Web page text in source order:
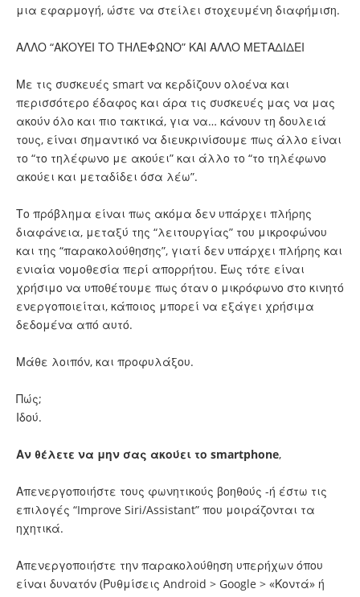
μια εφαρμογή, ώστε να στείλει στοχευμένη διαφήμιση.
ΑΛΛΟ “ΑΚΟΥΕΙ ΤΟ ΤΗΛΕΦΩΝΟ” ΚΑΙ ΑΛΛΟ ΜΕΤΑΔΙΔΕΙ
Με τις συσκευές smart να κερδίζουν ολοένα και
περισσότερο έδαφος και άρα τις συσκευές μας να μας
ακούν όλο και πιο τακτικά, για να… κάνουν τη δουλειά
τους, είναι σημαντικό να διευκρινίσουμε πως άλλο είναι
το “το τηλέφωνο με ακούει” και άλλο το “το τηλέφωνο
ακούει και μεταδίδει όσα λέω”.
Το πρόβλημα είναι πως ακόμα δεν υπάρχει πλήρης
διαφάνεια, μεταξύ της “λειτουργίας” του μικροφώνου
και της “παρακολούθησης”, γιατί δεν υπάρχει πλήρης και
ενιαία νομοθεσία περί απορρήτου. Έως τότε είναι
χρήσιμο να υποθέτουμε πως όταν ο μικρόφωνο στο κινητό
ενεργοποιείται, κάποιος μπορεί να εξάγει χρήσιμα
δεδομένα από αυτό.
Μάθε λοιπόν, και προφυλάξου.
Πώς;
Ιδού.
Αν θέλετε να μην σας ακούει το smartphone,
Απενεργοποιήστε τους φωνητικούς βοηθούς -ή έστω τις
επιλογές “Improve Siri/Assistant” που μοιράζονται τα
ηχητικά.
Απενεργοποιήστε την παρακολούθηση υπερήχων όπου
είναι δυνατόν (Ρυθμίσεις Android > Google > «Κοντά» ή